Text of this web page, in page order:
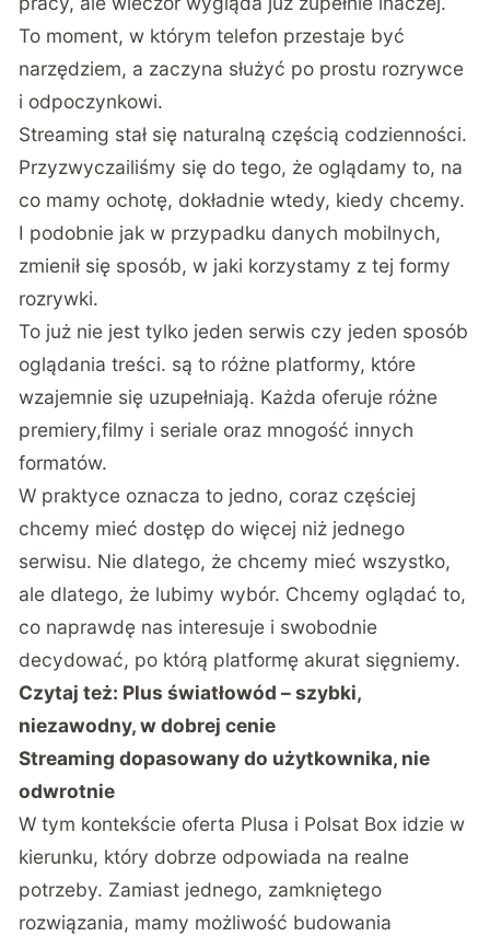
To moment, w którym telefon przestaje być
narzędziem, a zaczyna służyć po prostu rozrywce
i odpoczynkowi.
Streaming stał się naturalną częścią codzienności.
Przyzwyczailiśmy się do tego, że oglądamy to, na
co mamy ochotę, dokładnie wtedy, kiedy chcemy.
I podobnie jak w przypadku danych mobilnych,
zmienił się sposób, w jaki korzystamy z tej formy
rozrywki.
To już nie jest tylko jeden serwis czy jeden sposób
oglądania treści. są to różne platformy, które
wzajemnie się uzupełniają. Każda oferuje różne
premiery,filmy i seriale oraz mnogość innych
formatów.
W praktyce oznacza to jedno, coraz częściej
chcemy mieć dostęp do więcej niż jednego
serwisu. Nie dlatego, że chcemy mieć wszystko,
ale dlatego, że lubimy wybór. Chcemy oglądać to,
co naprawdę nas interesuje i swobodnie
decydować, po którą platformę akurat sięgniemy.
Czytaj też: Plus światłowód – szybki,
niezawodny, w dobrej cenie
Streaming dopasowany do użytkownika, nie
odwrotnie
W tym kontekście oferta Plusa i Polsat Box idzie w
kierunku, który dobrze odpowiada na realne
potrzeby. Zamiast jednego, zamkniętego
rozwiązania, mamy możliwość budowania